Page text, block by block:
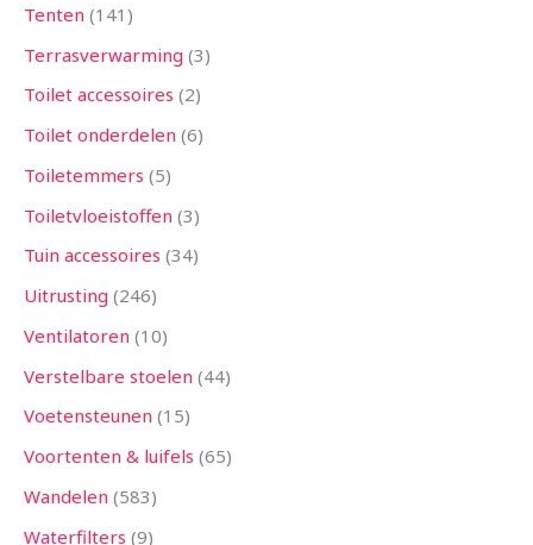
Tenten 141
Terrasverwarming 3
Toilet accessoires 2
Toilet onderdelen 6
Toiletemmers 5
Toiletvloeistoffen 3
Tuin accessoires 34
Uitrusting 246
Ventilatoren 10
Verstelbare stoelen 44
Voetensteunen 15
Voortenten & luifels 65
Wandelen 583
Waterfilters 9